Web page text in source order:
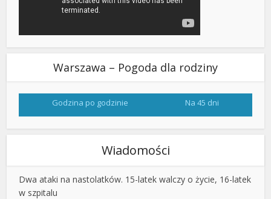
Warszawa – Pogoda dla rodziny
Godzina po godzinie Na 45 dni
Wiadomości
Dwa ataki na nastolatków. 15-latek walczy o życie, 16-latek
w szpitalu